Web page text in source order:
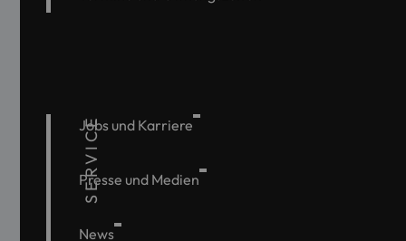
SERVICE
Jobs und Karriere
Presse und Medien
News